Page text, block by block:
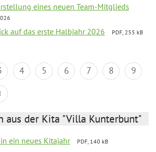
eines neuen Team-Mitglieds
auf das erste Halbjahr 2026
PDF, 255 kB
4 5 6 7 8
9
aus der Kita "Villa Kunterbunt"
ein neues Kitajahr
PDF, 140 kB